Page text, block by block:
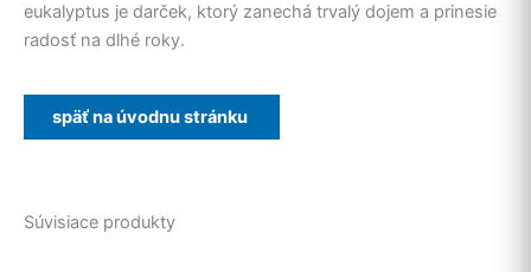
eukalyptus je darček, ktorý zanechá trvalý dojem a prinesie
radosť na dlhé roky.
Súvisiace produkty